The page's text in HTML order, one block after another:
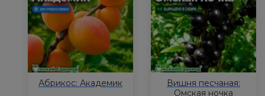
Абрикос: Академик
Вишня песчаная:
Омская ночка